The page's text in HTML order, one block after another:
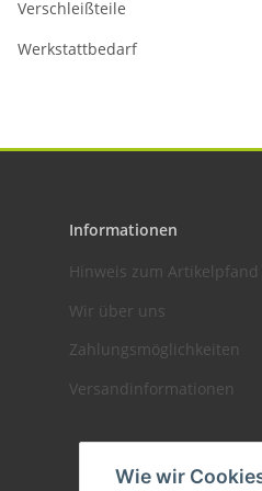
Wie wir
Verschleißteile
Werkstattbedarf
Informationen
Hinweis zum Artikelpfand
Wir über uns
Zahlungsmöglichkeiten
Versandinformationen